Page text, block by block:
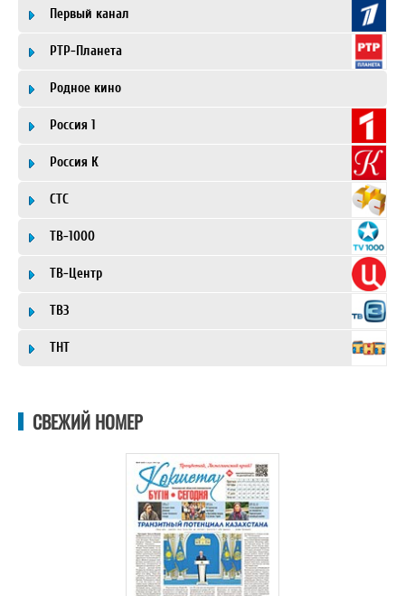
Первый канал
РТР-Планета
Родное кино
Россия 1
Россия К
СТС
ТВ-1000
ТВ-Центр
ТВ3
ТНТ
СВЕЖИЙ НОМЕР